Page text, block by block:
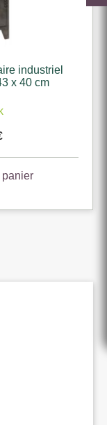
industriel
x 40 cm